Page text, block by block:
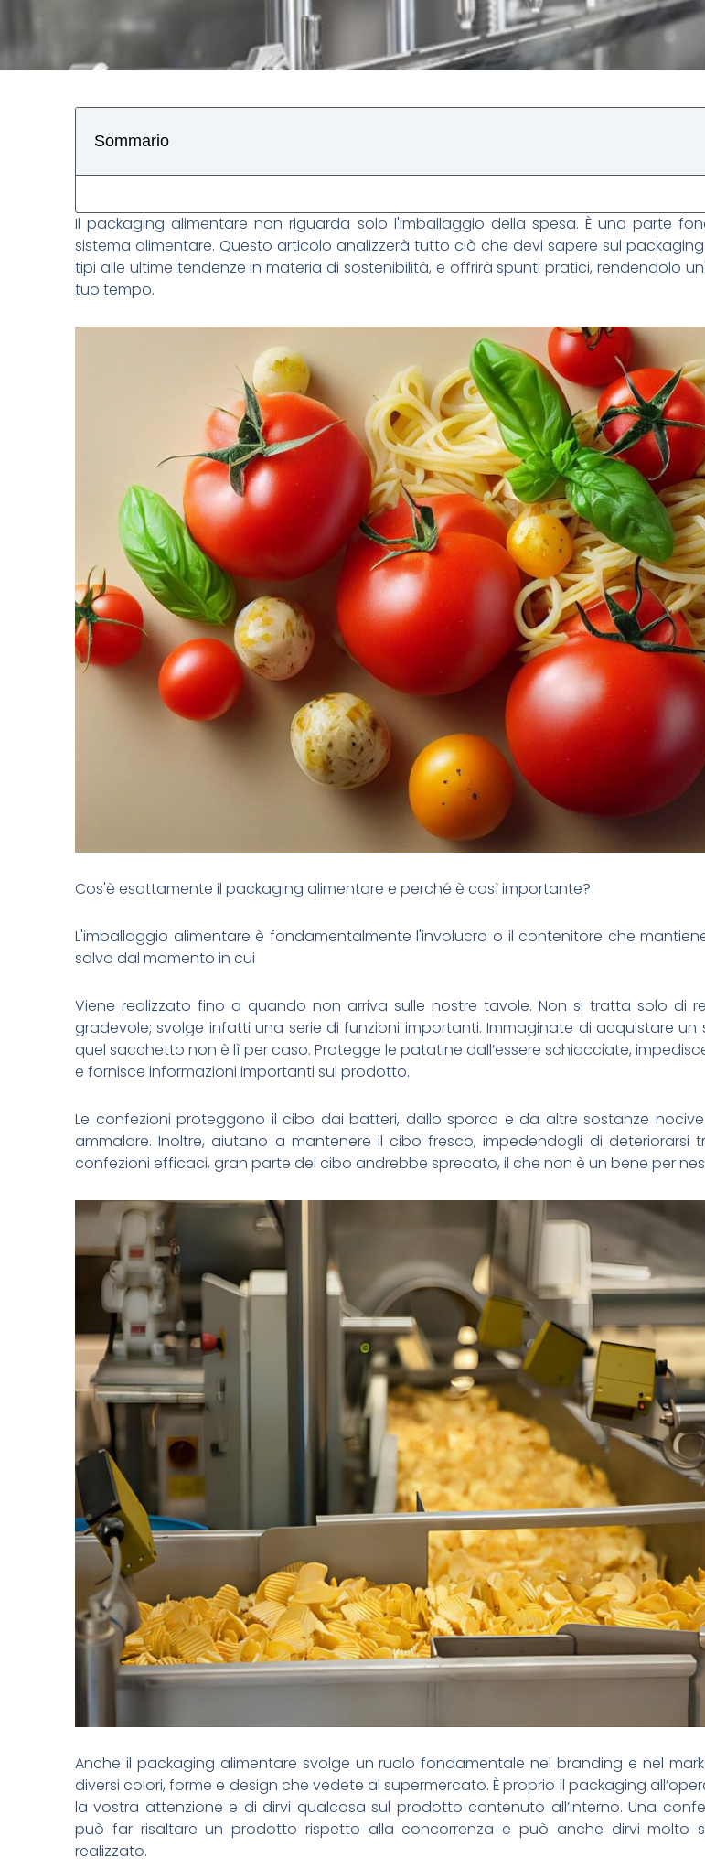
Sommario
Il packaging alimentare non riguarda solo l'imballaggio della spesa. È una parte
sistema alimentare. Questo articolo analizzerà tutto ciò che devi sapere sul
tipi alle ultime tendenze in materia di sostenibilità, e offrirà spunti pratici, rendendolo
tuo tempo.
Cos'è esattamente il packaging alimentare e perché è così importante?
L'imballaggio alimentare è fondamentalmente l'involucro o il contenitore che
salvo dal momento in cui
Viene realizzato fino a quando non arriva sulle nostre tavole. Non si tratta solo di
gradevole; svolge infatti una serie di funzioni importanti. Immaginate di acquistare
quel sacchetto non è lì per caso. Protegge le patatine dall’essere schiacciate,
e fornisce informazioni importanti sul prodotto.
Le confezioni proteggono il cibo dai batteri, dallo sporco e da altre sostanze
ammalare. Inoltre, aiutano a mantenere il cibo fresco, impedendogli di deteriorarsi
confezioni efficaci, gran parte del cibo andrebbe sprecato, il che non è un bene per
Anche il packaging alimentare svolge un ruolo fondamentale nel branding e nel
diversi colori, forme e design che vedete al supermercato. È proprio il packaging
la vostra attenzione e di dirvi qualcosa sul prodotto contenuto all’interno. Una
può far risaltare un prodotto rispetto alla concorrenza e può anche dirvi molto
realizzato.